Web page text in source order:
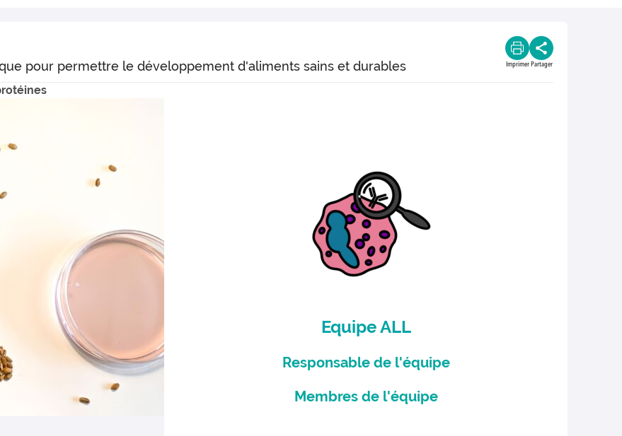
pour permettre le développement d'aliments sains et durables Imprimer Partager
Equipe ALL
Responsable de l'équipe
Membres de l'équipe